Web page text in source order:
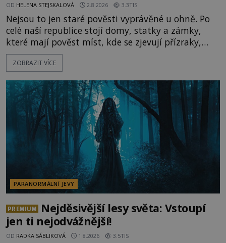
OD HELENA STEJSKALOVÁ 2.8.2026 3.3TIS
Nejsou to jen staré pověsti vyprávěné u ohně. Po
celé naší republice stojí domy, statky a zámky,
které mají pověst míst, kde se zjevují přízraky,
ozývají nevysvětlitelné zvuky nebo se dějí podivné
jevy. Zatímco historici většinou hledají racionální
lokality vykazují nápadně podobná svědectví po
celé generace. A právě tato opakující se svědectví
ZOBRAZIT VÍCE
PARANORMÁLNÍ JEVY
PREMIUM
Nejděsivější lesy světa: Vstoupí
jen ti nejodvážnější!
OD RADKA SÁBLIKOVÁ 1.8.2026 3.5TIS